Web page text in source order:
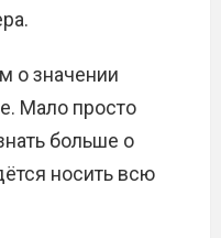
о значении
Мало просто
больше о
носить всю